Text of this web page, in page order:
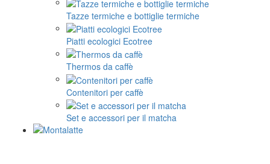
Tazze termiche e bottiglie termiche
Piatti ecologici Ecotree
Thermos da caffè
Contenitori per caffè
Set e accessori per il matcha